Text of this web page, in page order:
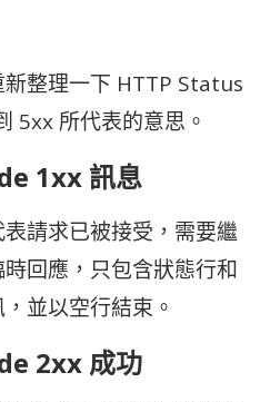
整理一下 HTTP Status
5xx 所代表的意思。
1xx 訊息
請求已被接受，需要繼
回應，只包含狀態行和
並以空行結束。
2xx 成功